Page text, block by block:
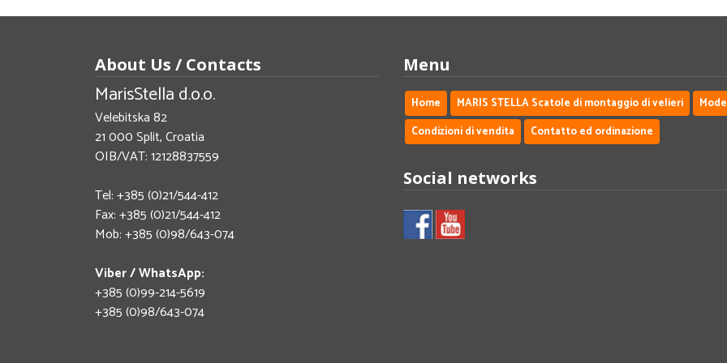
About Us / Contacts
MarisStella d.o.o.
Velebitska 82
21 000 Split, Croatia
OIB/VAT: 12128837559
Tel: +385 (0)21/544-412
Fax: +385 (0)21/544-412
Mob: +385 (0)98/643-074
Viber / WhatsApp:
+385 (0)99-214-5619
+385 (0)98/643-074
Menu
Home MARIS STELLA Scatole di montaggio di velieri
Condizioni di vendita
Contatto ed ordinazione
Social networks